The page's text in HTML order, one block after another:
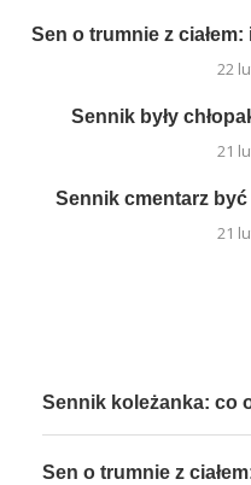
Sen o trumnie z
22
Sennik były
21
Sennik cmentarz
21
Sennik koleżanka: co
Sen o trumnie z